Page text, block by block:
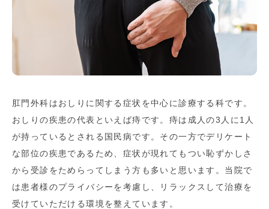
肛門外科はおしりに関する症状を中心に診療する科です。
おしりの疾患の代表といえば痔です。痔は成人の3人に1人
が持っているとされる国民病です。その一方でデリケート
な部位の疾患であるため、症状が現れてもつい恥ずかしさ
から受診をためらってしまう方も多いと思います。当院で
は患者様のプライバシーを考慮し、リラックスして治療を
受けていただける環境を整えています。